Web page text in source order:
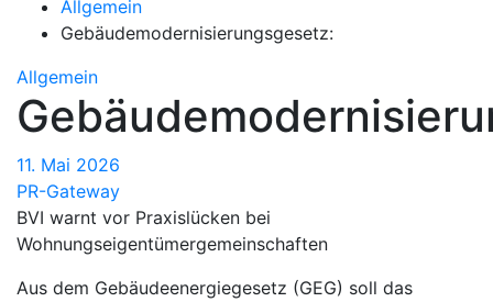
Allgemein
Gebäudemodernisierungsgesetz:
Allgemein
11. Mai 2026
PR-Gateway
BVI warnt vor Praxislücken bei
Wohnungseigentümergemeinschaften
Aus dem Gebäudeenergiegesetz (GEG) soll das